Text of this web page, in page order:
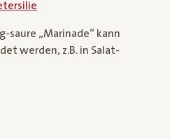
saure „Marinade“ kann
werden, z.B. in Salat-